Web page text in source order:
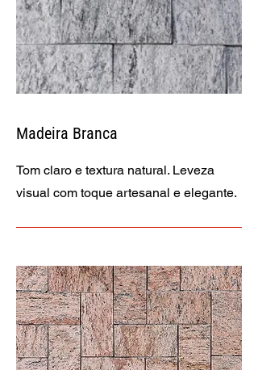
Madeira Branca
Tom claro e textura natural. Leveza
visual com toque artesanal e elegante.